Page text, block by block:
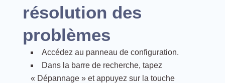
résolution des
problèmes
Accédez au panneau de configuration.
Dans la barre de recherche, tapez
« Dépannage » et appuyez sur la touche